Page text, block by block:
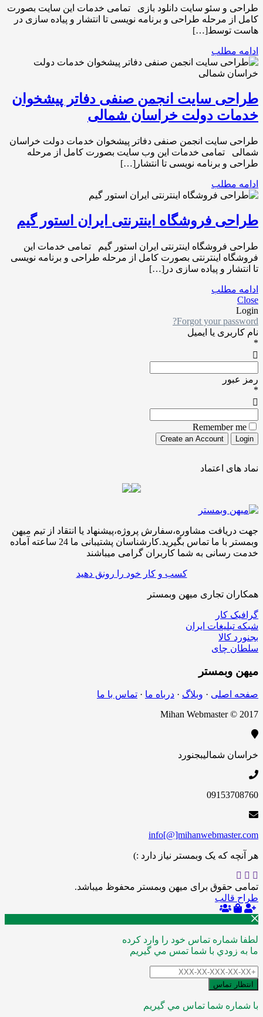
طراحی و سئو سایت دانلود بازی تمامی خدمات این سایت بصورت
کامل از مرحله طراحی و برنامه نویسی تا انتشار و پیاده سازی در
هاست توسط[…]
ادامه مطلب
طراحی سایت انجمن صنفی دفاتر پیشخوان
خدمات دولت خراسان شمالی
طراحی سایت انجمن صنفی دفاتر پیشخوان خدمات دولت خراسان
شمالی تمامی خدمات این وب سایت بصورت کامل از مرحله
طراحی و برنامه نویسی تا انتشار[…]
ادامه مطلب
طراحی فروشگاه اینترنتی ایران استور گیم
طراحی فروشگاه اینترنتی ایران استور گیم تمامی خدمات این
فروشگاه اینترنتی بصورت کامل از مرحله طراحی و برنامه نویسی
تا انتشار و پیاده سازی در[…]
ادامه مطلب
Close
Login
Forgot your password?
نام کاربری یا ایمیل
*
رمز عبور
*
Remember me
نماد های اعتماد
جهت دریافت مشاوره،سفارش پروژه،پیشنهاد یا انتقاد از تیم میهن
وبمستر با ما تماس بگیرید.کارشناسان پشتیبانی ما 24 ساعته آماده
خدمت رسانی به شما کاربران گرامی میباشند
کسب و کار خود را رونق دهید
همکاران تجاری میهن وبمستر
گرافیک کار
شبکه تبلیغات ایران
بجنورد کالا
سلطان چای
میهن وبمستر
صفحه اصلی · وبلاگ · درباه ما · تماس با ما
Mihan Webmaster © 2017
خراسان شمالیبجنورد
09153708760
info[@]mihanwebmaster.com
هر آنچه که یک وبمستر نیاز دارد :)
تمامی حقوق برای میهن وبمستر محفوظ میباشد.
طراح قالب
لطفا شماره تماس خود را وارد کرده
ما به زودي با شما تمس مي گيريم
انتظار تماس
با شماره شما تماس مي گيريم